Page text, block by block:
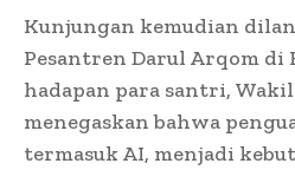
Kunjungan kemudian
Pesantren Darul Arqom di
hadapan para santri,
menegaskan bahwa
termasuk AI, menjadi